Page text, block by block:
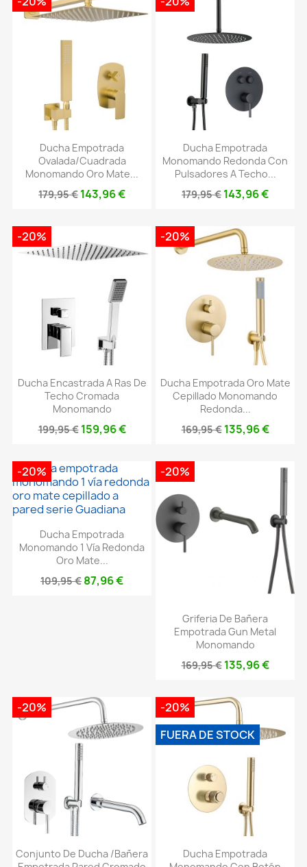
Ducha Empotrada
Ovalada/cuadrada
Monomando Oro Mate...
179,95 € 143,96 €
Ducha Empotrada
Monomando Redonda Con
Pulsadores A Techo...
179,95 € 143,96 €
Ducha Encastrada A Ras De
Techo Cromada
Monomando
199,95 € 159,96 €
-20%
Ducha Empotrada Oro Mate
Cepillado Monomando
Redonda...
169,95 € 135,96 €
-20%
Ducha Empotrada
Monomando 1 Vía Redonda
Oro Mate...
109,95 € 87,96 €
-20%
Griferia De Bañera
Empotrada Gun Metal
Monomando
169,95 € 135,96 €
-20%
Conjunto De Ducha /bañera
-20%
Ducha Empotrada
-20%
FUERA DE STOCK